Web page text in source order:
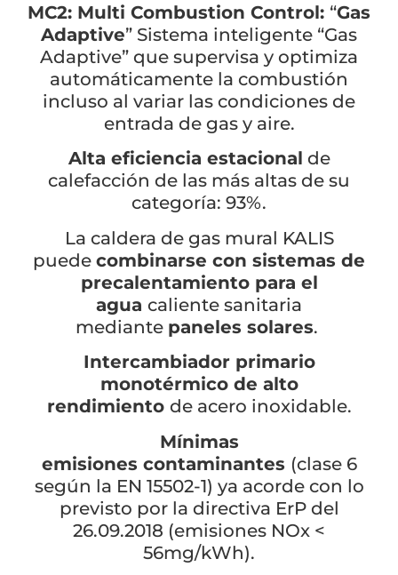
MC2: Multi Combustion Control: “Gas
Adaptive” Sistema inteligente “Gas
Adaptive” que supervisa y optimiza
automáticamente la combustión
incluso al variar las condiciones de
entrada de gas y aire.
Alta eficiencia estacional de
calefacción de las más altas de su
categoría: 93%.
La caldera de gas mural KALIS
puede combinarse con sistemas de
precalentamiento para el
agua caliente sanitaria
mediante paneles solares.
Intercambiador primario
monotérmico de alto
rendimiento de acero inoxidable.
Mínimas
emisiones contaminantes (clase 6
según la EN 15502-1) ya acorde con lo
previsto por la directiva ErP del
26.09.2018 (emisiones NOx <
56mg/kWh).